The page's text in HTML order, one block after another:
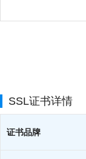
SSL证书详情
证书品牌